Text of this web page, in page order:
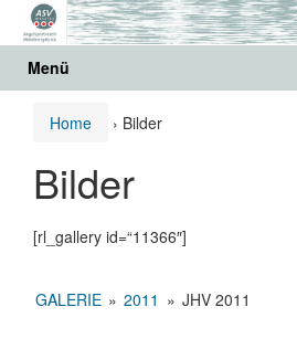
Springe
zum
Hauptmenü
Menü
Home › Bilder
Bilder
[rl_gallery id=“11366″]
GALERIE » 2011 » JHV 2011